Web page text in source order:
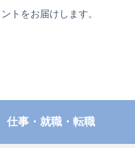
トをお届けします。
仕事・就職・転職